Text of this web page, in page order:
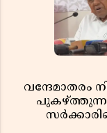
വന്ദേമാതരം